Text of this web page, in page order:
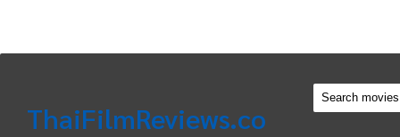
ThaiFilmReviews.co